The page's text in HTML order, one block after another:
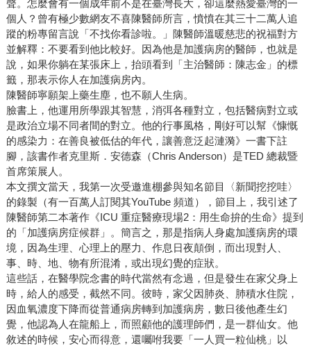
聲。怎麼會有一個成年前不是在臺灣長大，卻這麼熱愛臺灣的一
個人？曾有極少數網友不喜陳醫師所言，憤憤在其三十二萬人追
蹤的粉專留言說「不找你看診啦。」陳醫師溫暖慈悲的祝福對方
並解釋：不要看到他比較好。因為他是加護病房的醫師，也就是
說，如果你躺在某張床上，抬頭看到「主治醫師：陳志金」的標
籤，那表示你人在加護病房內。
陳醫師寧願架上藥生塵，也不願人生病。
臉書上，他運用所學跟其智慧，消弭各種對立，包括醫病對立或
是政治立場不同者間的對立。他的行事風格，剛好可以幫《慷慨
的感染力：在善良被低估的年代，讓善意泛起漣漪》一書下註
腳，該書作者克里斯．安德森（Chris Anderson）是TED 總裁暨
首席策展人。
本文撰文當天，我第一次受邀進棚參與知名節目〈新聞挖挖哇〉
的錄製（有一百萬人訂閱其YouTube 頻道），節目上，我引述了
陳醫師第二本著作《ICU 重症醫療現場2：用生命拚的生命》提到
的「加護病房症候群」。簡言之，那是指病人身處加護病房的環
境，因為生理、心理上的壓力、作息日夜顛倒，而出現對人、
事、時、地、物有所混淆，或出現幻覺的症狀。
這些話，在醫學院念書的時代當然有念過，但是發生在家父身上
時，給人的感受，截然不同。彼時，家父因肺炎、肺積水住院，
因血氧濃度下降而從普通病房轉到加護病房，數日後他產生幻
覺，他認為人在龍船上，而照顧他的護理師們，是一群仙女。他
敘述的時候，安心而得意，還囑咐我要「一人買一粒仙桃」以